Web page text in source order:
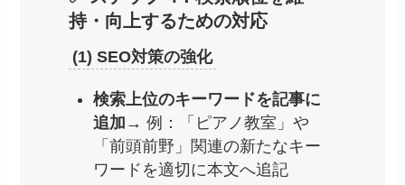
持・向上するための対応
(1) SEO対策の強化
検索上位のキーワードを記事に
追加 → 例：「ピアノ教室」や
「前頭前野」関連の新たなキー
ワードを適切に本文へ追記